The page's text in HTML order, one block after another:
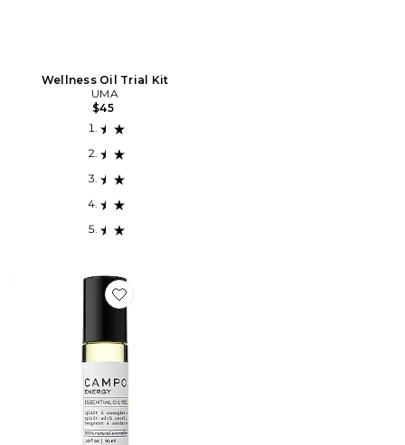
Wellness Oil Trial Kit
UMA
$45
Favorite HUILE ESSENTIELLE ENERGY